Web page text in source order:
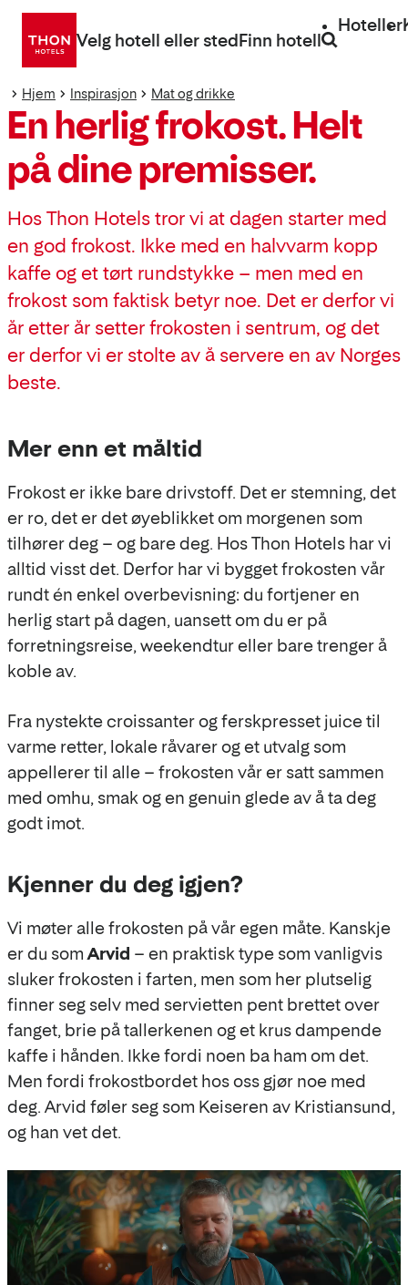
Gå
direkte
Velg hotell eller stedFinn hotell
Hoteller
Hjem Inspirasjon Mat og drikke
En herlig frokost. Helt
på dine premisser.
Hos Thon Hotels tror vi at dagen starter med
en god frokost. Ikke med en halvvarm kopp
kaffe og et tørt rundstykke – men med en
frokost som faktisk betyr noe. Det er derfor vi
år etter år setter frokosten i sentrum, og det
er derfor vi er stolte av å servere en av Norges
beste.
Mer enn et måltid
Frokost er ikke bare drivstoff. Det er stemning, det
er ro, det er det øyeblikket om morgenen som
tilhører deg – og bare deg. Hos Thon Hotels har vi
alltid visst det. Derfor har vi bygget frokosten vår
rundt én enkel overbevisning: du fortjener en
herlig start på dagen, uansett om du er på
forretningsreise, weekendtur eller bare trenger å
koble av.
Fra nystekte croissanter og ferskpresset juice til
varme retter, lokale råvarer og et utvalg som
appellerer til alle – frokosten vår er satt sammen
med omhu, smak og en genuin glede av å ta deg
godt imot.
Kjenner du deg igjen?
Vi møter alle frokosten på vår egen måte. Kanskje
er du som Arvid – en praktisk type som vanligvis
sluker frokosten i farten, men som her plutselig
finner seg selv med servietten pent brettet over
fanget, brie på tallerkenen og et krus dampende
kaffe i hånden. Ikke fordi noen ba ham om det.
Men fordi frokostbordet hos oss gjør noe med
deg. Arvid føler seg som Keiseren av Kristiansund,
og han vet det.